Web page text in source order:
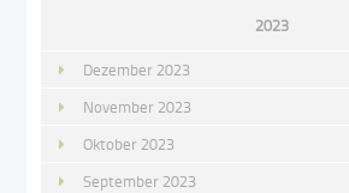
2023
Dezember 2023
November 2023
Oktober 2023
September 2023